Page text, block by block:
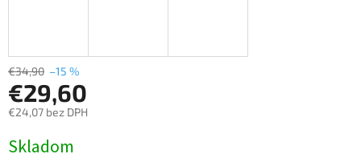
€34,90 –15 %
€29,60
€24,07 bez DPH
cena:
Skladom